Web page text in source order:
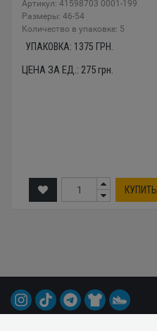
Артикул: 41598703 0001-199
Размеры: 46-54
Количество в упаковке: 5
УПАКОВКА: 1375 ГРН.
ЦЕНА ЗА ЕД.: 275грн.
КУПИТЬ